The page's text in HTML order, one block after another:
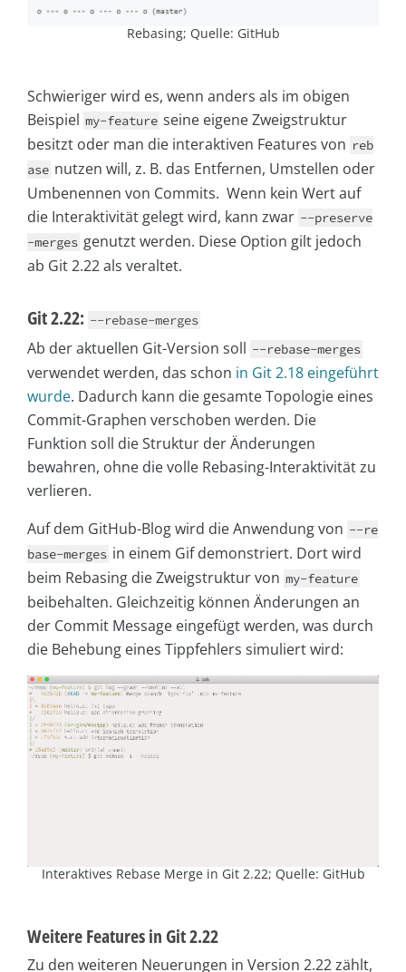
Rebasing; Quelle: GitHub
Schwieriger wird es, wenn anders als im obigen
Beispiel my-feature seine eigene Zweigstruktur
besitzt oder man die interaktiven Features von reb
ase nutzen will, z. B. das Entfernen, Umstellen oder
Umbenennen von Commits. Wenn kein Wert auf
die Interaktivität gelegt wird, kann zwar --preserve
-merges genutzt werden. Diese Option gilt jedoch
ab Git 2.22 als veraltet.
Git 2.22: --rebase-merges
Ab der aktuellen Git-Version soll --rebase-merges
verwendet werden, das schon in Git 2.18 eingeführt
wurde. Dadurch kann die gesamte Topologie eines
Commit-Graphen verschoben werden. Die
Funktion soll die Struktur der Änderungen
bewahren, ohne die volle Rebasing-Interaktivität zu
verlieren.
Auf dem GitHub-Blog wird die Anwendung von --re
base-merges in einem Gif demonstriert. Dort wird
beim Rebasing die Zweigstruktur von my-feature
beibehalten. Gleichzeitig können Änderungen an
der Commit Message eingefügt werden, was durch
die Behebung eines Tippfehlers simuliert wird:
Interaktives Rebase Merge in Git 2.22; Quelle: GitHub
Weitere Features in Git 2.22
Zu den weiteren Neuerungen in Version 2.22 zählt,